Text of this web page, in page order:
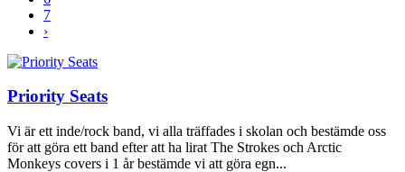
7
›
Priority Seats
Vi är ett inde/rock band, vi alla träffades i skolan och bestämde oss
för att göra ett band efter att ha lirat The Strokes och Arctic
Monkeys covers i 1 år bestämde vi att göra egn...